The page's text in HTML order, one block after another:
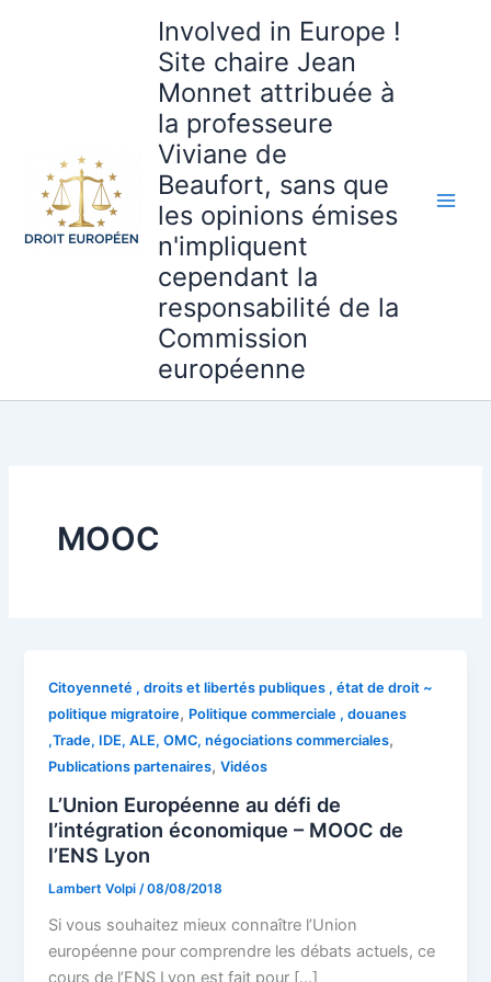
Involved in Europe !
Site chaire Jean
Monnet attribuée à
la professeure
Viviane de
Beaufort, sans que
les opinions émises
n'impliquent
cependant la
responsabilité de la
Commission
européenne
MOOC
Citoyenneté , droits et libertés publiques , état de droit ~
politique migratoire, Politique commerciale , douanes
,Trade, IDE, ALE, OMC, négociations commerciales,
Publications partenaires,Vidéos
L’Union Européenne au défi de
l’intégration économique – MOOC de
l’ENS Lyon
Lambert Volpi /08/08/2018
Si vous souhaitez mieux connaître l’Union
européenne pour comprendre les débats actuels, ce
cours de l’ENS Lyon est fait pour […]